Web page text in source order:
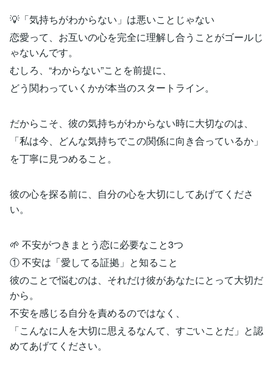
💡「気持ちがわからない」は悪いことじゃない
恋愛って、お互いの心を完全に理解し合うことがゴールじ
ゃないんです。
むしろ、“わからない”ことを前提に、
どう関わっていくかが本当のスタートライン。
だからこそ、彼の気持ちがわからない時に大切なのは、
「私は今、どんな気持ちでこの関係に向き合っているか」
を丁寧に見つめること。
彼の心を探る前に、自分の心を大切にしてあげてくださ
い。
🌱 不安がつきまとう恋に必要なこと3つ
① 不安は「愛してる証拠」と知ること
彼のことで悩むのは、それだけ彼があなたにとって大切だ
から。
不安を感じる自分を責めるのではなく、
「こんなに人を大切に思えるなんて、すごいことだ」と認
めてあげてください。